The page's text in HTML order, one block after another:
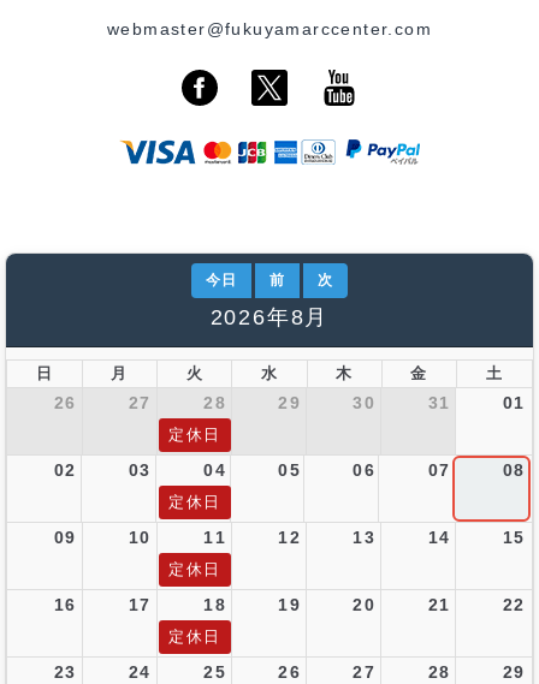
webmaster@fukuyamarccenter.com
今日 前 次
2026年8月
日 月 火 水 木 金 土
26 27 28 29 30 31 01
定休日
02 03 04 05 06 07 08
定休日
09 10 11 12 13 14 15
定休日
16 17 18 19 20 21 22
定休日
23 24 25 26 27 28 29